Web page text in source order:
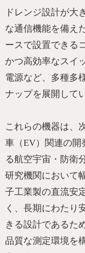
ドレンジ設計が大
な通信機能を備え
ースで設置できる
かつ高効率なスイ
電源など、多種多
ナップを展開して
これらの機器は、
車（EV）関連の開
る航空宇宙・防衛
研究機関において
子工業製の直流安
く、長期にわたり
きる設計であるた
品質な測定環境を